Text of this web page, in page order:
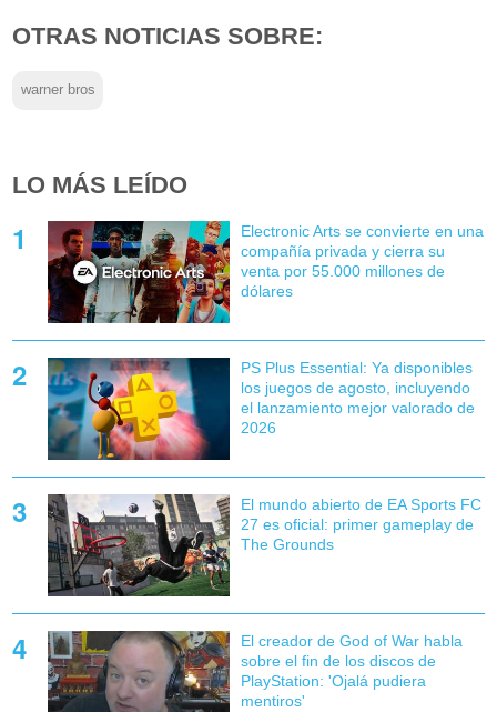
OTRAS NOTICIAS SOBRE:
warner bros
LO MÁS LEÍDO
Electronic Arts se convierte en una
compañía privada y cierra su
venta por 55.000 millones de
dólares
PS Plus Essential: Ya disponibles
los juegos de agosto, incluyendo
el lanzamiento mejor valorado de
2026
El mundo abierto de EA Sports FC
27 es oficial: primer gameplay de
The Grounds
El creador de God of War habla
sobre el fin de los discos de
PlayStation: 'Ojalá pudiera
mentiros'